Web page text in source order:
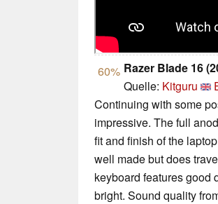
60% Razer Blade 16
Quelle: Kitguru
Continuing with some
impressive. The full
fit and finish of the
well made but does
keyboard features good
bright. Sound quality